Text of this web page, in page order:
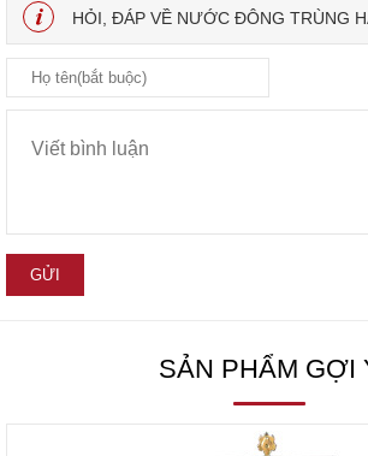
HỎI, ĐÁP VỀ NƯỚC ĐÔNG TRÙNG
SẢN PHẨM GỢI